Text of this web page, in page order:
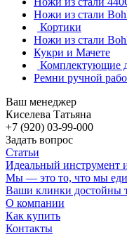
Ножи из стали
Кортики
Ножи из стали
Кукри и Мачете
Комплектующие
Ремни ручной
Ваш менеджер
Киселева Татьяна
+7 (920) 03-99-000
Задать вопрос
Статьи
Идеальный инструмент
Мы — это то, что мы
Ваши клинки достойны
О компании
Как купить
Контакты